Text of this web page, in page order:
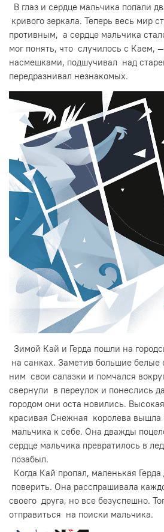
В глаз и сердце мальчика попали
кривого зеркала. Теперь весь мир
противным, а сердце мальчика
мог понять, что случилось с Каем,
насмешками, подшучивал над
передразнивал незнакомых.
Зимой Кай и Герда пошли на
на санках. Заметив большие белые
ним свои салазки и помчался
свернули в переулок и понеслись
городом они оста новились.
красивая Снежная королева вышла
мальчика к себе. Она дважды
сердце мальчика превратилось в
позабыл.
Когда Кай пропал, маленькая
поверить. Она расспрашивала
своего друга, но все безуспешно.
отправиться на поиски мальчика.